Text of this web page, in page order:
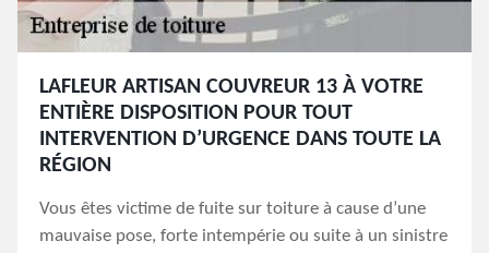
LAFLEUR ARTISAN COUVREUR 13 À VOTRE
ENTIÈRE DISPOSITION POUR TOUT
INTERVENTION D’URGENCE DANS TOUTE LA
RÉGION
Vous êtes victime de fuite sur toiture à cause d’une
mauvaise pose, forte intempérie ou suite à un sinistre